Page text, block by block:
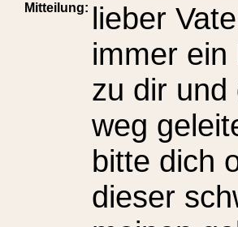
Mitteilung: lieber
immer
zu dir und
weg
bitte dich
dieser